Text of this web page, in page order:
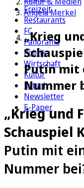
Freizeit
Restaurants
FC
Panorama
Politik
Wirtschaft
Kultur
Rätsel
Newsletter
E-Paper
Angela Merkel
„Krieg
Putin mit
Nummer
„Krieg und
Schauspiel
Putin mit
Nummer